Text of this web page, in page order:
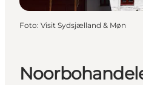
Foto: Visit Sydsjælland & Møn